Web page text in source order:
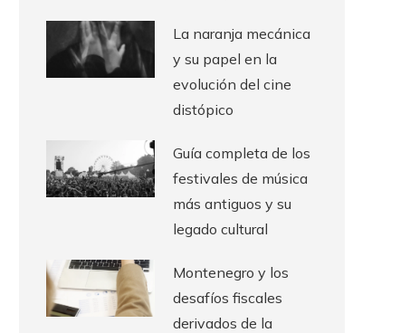
La naranja mecánica
y su papel en la
evolución del cine
distópico
Guía completa de los
festivales de música
más antiguos y su
legado cultural
Montenegro y los
desafíos fiscales
derivados de la